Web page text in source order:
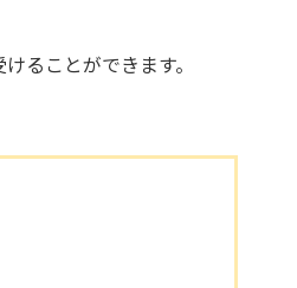
ることができます。